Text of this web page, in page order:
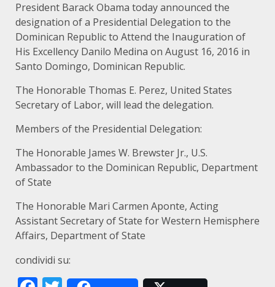
President Barack Obama today announced the
designation of a Presidential Delegation to the
Dominican Republic to Attend the Inauguration of
His Excellency Danilo Medina on August 16, 2016 in
Santo Domingo, Dominican Republic.
The Honorable Thomas E. Perez, United States
Secretary of Labor, will lead the delegation.
Members of the Presidential Delegation:
The Honorable James W. Brewster Jr., U.S.
Ambassador to the Dominican Republic, Department
of State
The Honorable Mari Carmen Aponte, Acting
Assistant Secretary of State for Western Hemisphere
Affairs, Department of State
condividi su: